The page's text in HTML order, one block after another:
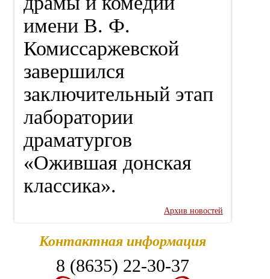
имени В. Ф.
Комиссаржевской
завершился
заключительный этап
лаборатории
драматургов
«Ожившая донская
классика».
Архив новостей
Контактная информация
8 (8635) 22-30-37